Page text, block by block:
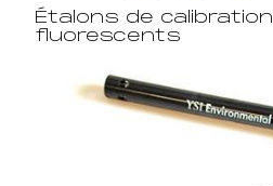
Étalons de
fluorescents